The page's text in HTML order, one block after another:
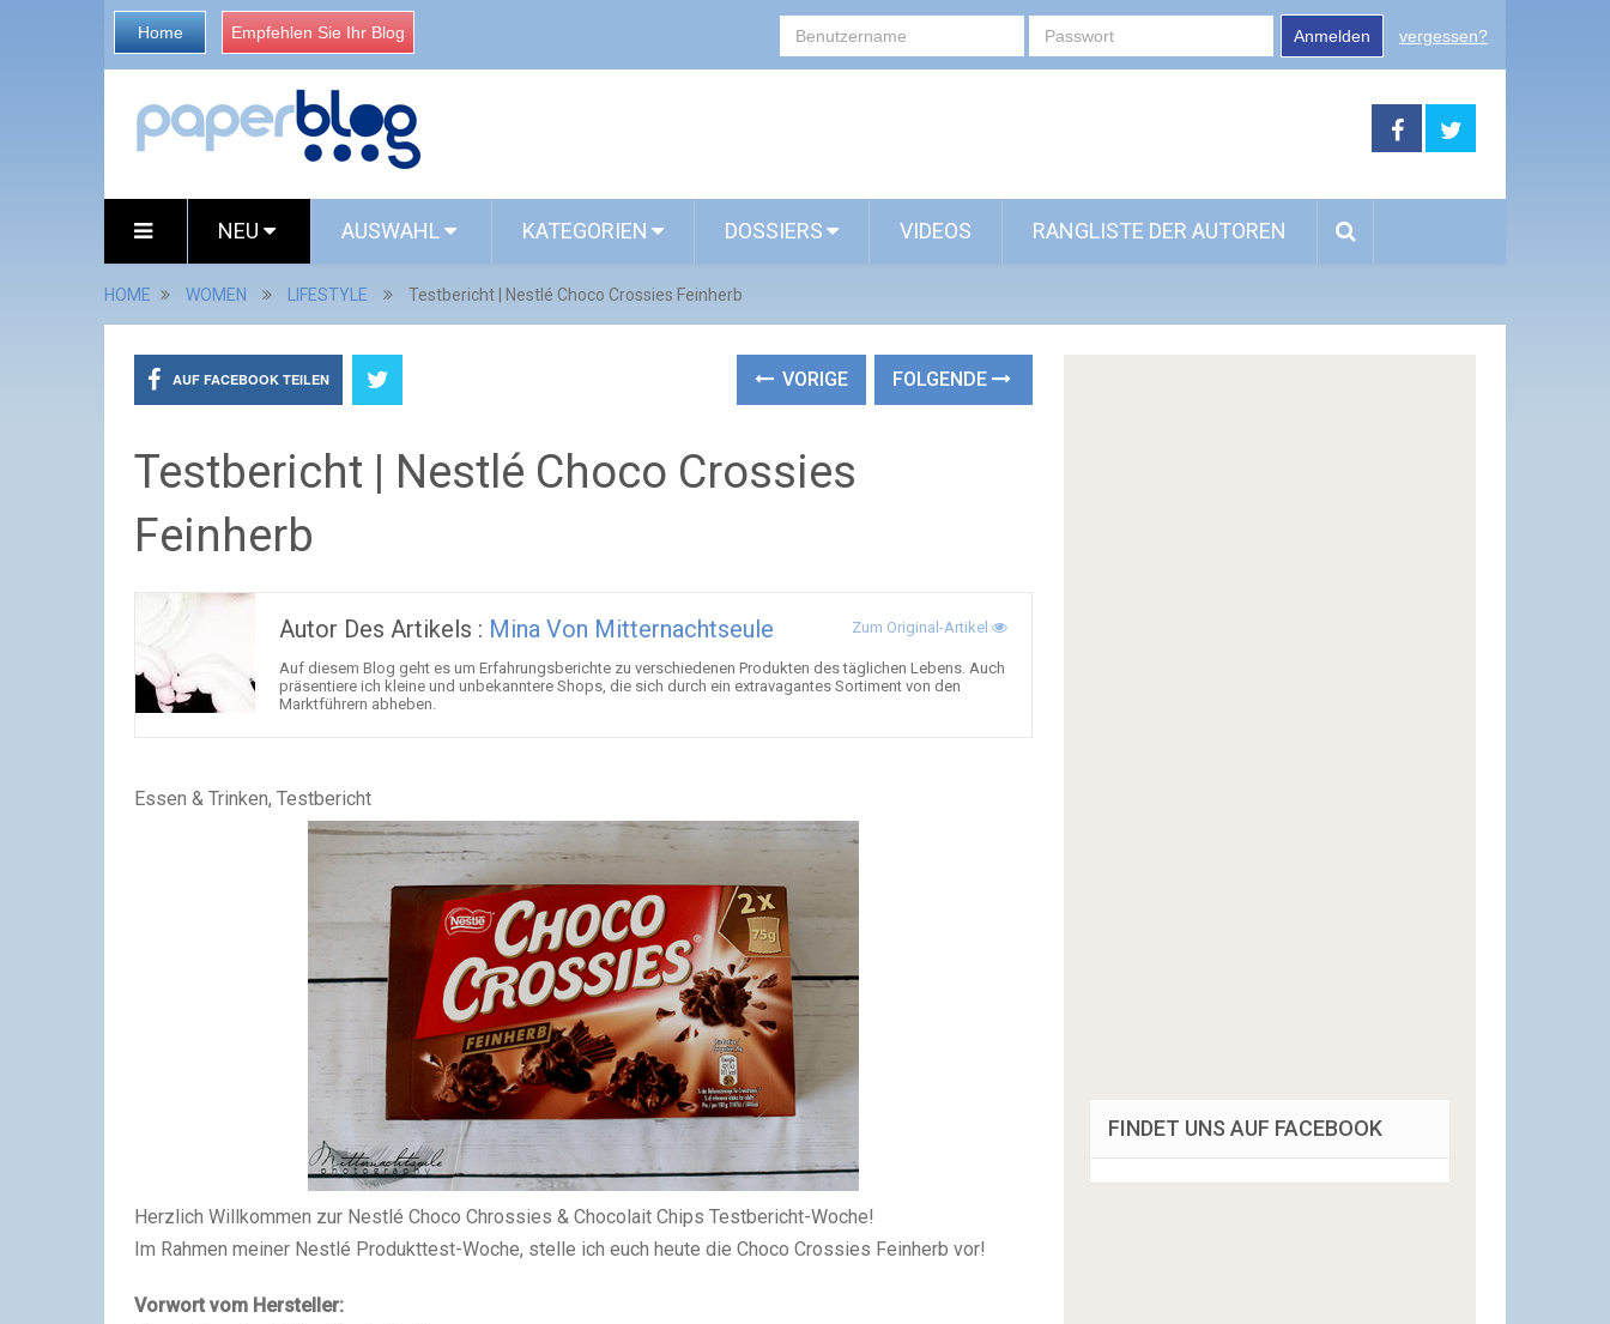
Home Empfehlen Sie Ihr Blog Anmelden vergessen?
NEU AUSWAHL KATEGORIEN DOSSIERS VIDEOS RANGLISTE DER AUTOREN
HOME WOMEN LIFESTYLE Testbericht | Nestlé Choco Crossies Feinherb
AUF FACEBOOK TEILEN VORIGE FOLGENDE
Testbericht | Nestlé Choco Crossies
Feinherb
Autor Des Artikels : Mina Von Mitternachtseule Zum Original-Artikel
Auf diesem Blog geht es um Erfahrungsberichte zu verschiedenen Produkten des täglichen Lebens. Auch
präsentiere ich kleine und unbekanntere Shops, die sich durch ein extravagantes Sortiment von den
Marktführern abheben.
Essen & Trinken, Testbericht
Herzlich Willkommen zur Nestlé Choco Chrossies & Chocolait Chips Testbericht-Woche!
Im Rahmen meiner Nestlé Produkttest-Woche, stelle ich euch heute die Choco Crossies Feinherb vor!
Vorwort vom Hersteller:
FINDET UNS AUF FACEBOOK